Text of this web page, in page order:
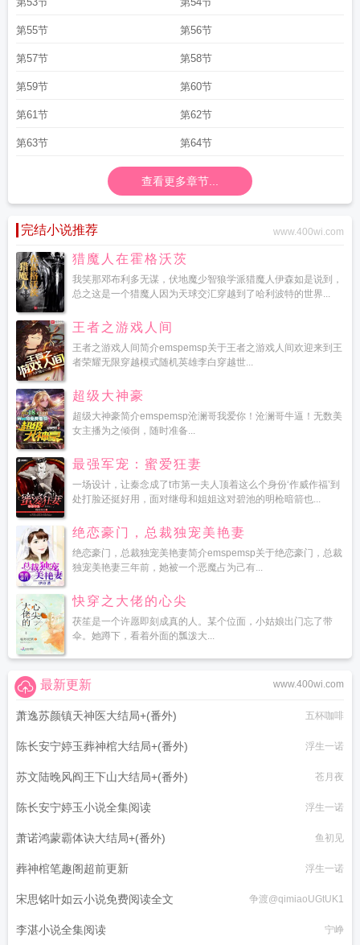
第55节 第56节
第57节 第58节
第59节 第60节
第61节 第62节
第63节 第64节
查看更多章节...
完结小说推荐 www.400wi.com
猎魔人在霍格沃茨
我笑那邓布利多无谋，伏地魔少智狼学派猎魔人伊森如是说到，
总之这是一个猎魔人因为天球交汇穿越到了哈利波特的世界...
王者之游戏人间
王者之游戏人间简介emspemsp关于王者之游戏人间欢迎来到王
者荣耀无限穿越模式随机英雄李白穿越世...
超级大神豪
超级大神豪简介emspemsp沧澜哥我爱你！沧澜哥牛逼！无数美
女主播为之倾倒，随时准备...
最强军宠：蜜爱狂妻
一场设计，让秦念成了t市第一夫人顶着这么个身份‘作威作福’到
处打脸还挺好用，面对继母和姐姐这对碧池的明枪暗箭也...
绝恋豪门，总裁独宠美艳妻
绝恋豪门，总裁独宠美艳妻简介emspemsp关于绝恋豪门，总裁
独宠美艳妻三年前，她被一个恶魔占为己有...
快穿之大佬的心尖
茯笙是一个许愿即刻成真的人。某个位面，小姑娘出门忘了带
伞。她蹲下，看着外面的瓢泼大...
www.400wi.com
最新更新
萧逸苏颜镇天神医大结局+(番外) 五杯咖啡
陈长安宁婷玉葬神棺大结局+(番外) 浮生一诺
苏文陆晚风阎王下山大结局+(番外) 苍月夜
陈长安宁婷玉小说全集阅读 浮生一诺
萧诺鸿蒙霸体诀大结局+(番外) 鱼初见
葬神棺笔趣阁超前更新 浮生一诺
宋思铭叶如云小说免费阅读全文 争渡@qimiaoUGtUK1
李湛小说全集阅读 宁峥